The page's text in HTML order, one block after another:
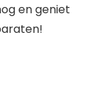
en geniet